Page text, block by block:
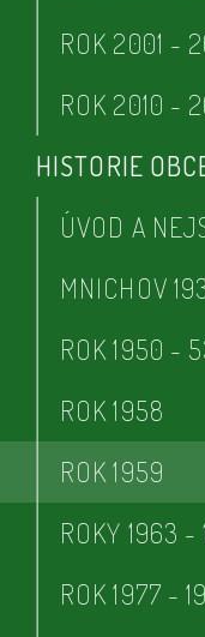
ROK 2001 -
ROK 2010 -
HISTORIE
ÚVOD A
MNICHOV
ROK 1950 -
ROK 1958
ROK 1959
ROKY 1963 -
ROK 1977 -